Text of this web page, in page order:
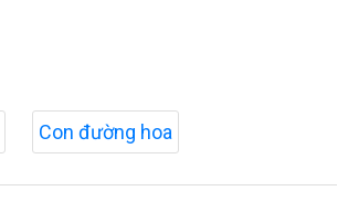
Con đường hoa